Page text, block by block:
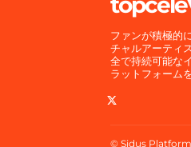
ファンが積極的
チャルアーティ
全で持続可能な
ラットフォーム
© Sidus